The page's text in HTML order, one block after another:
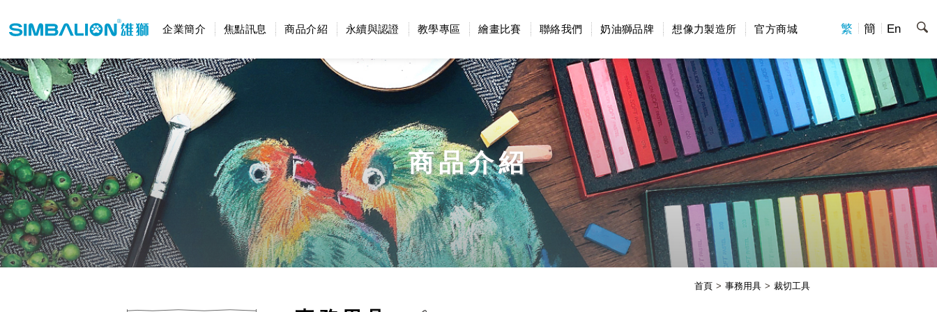
企業簡介 焦點訊息 商品介紹 永續與認證 教學專區 繪畫比賽 聯絡我們 奶油獅品牌 想像力製造所 官方商城 繁 簡 En
商品介紹
首頁 事務用具 裁切工具